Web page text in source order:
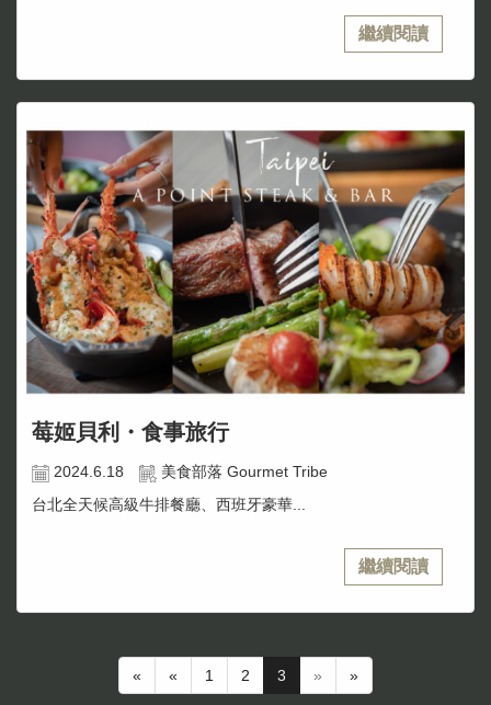
繼續閱讀
莓姬貝利・食事旅行
2024.6.18
美食部落 Gourmet Tribe
台北全天候高級牛排餐廳、西班牙豪華...
繼續閱讀
« « 1 2 3 » »